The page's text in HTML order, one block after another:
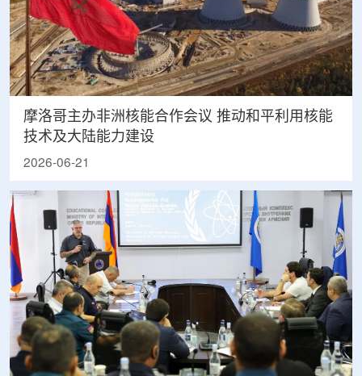
摩洛哥主办非洲核能合作会议 推动和平利用核能
技术及大陆能力建设
2026-06-21